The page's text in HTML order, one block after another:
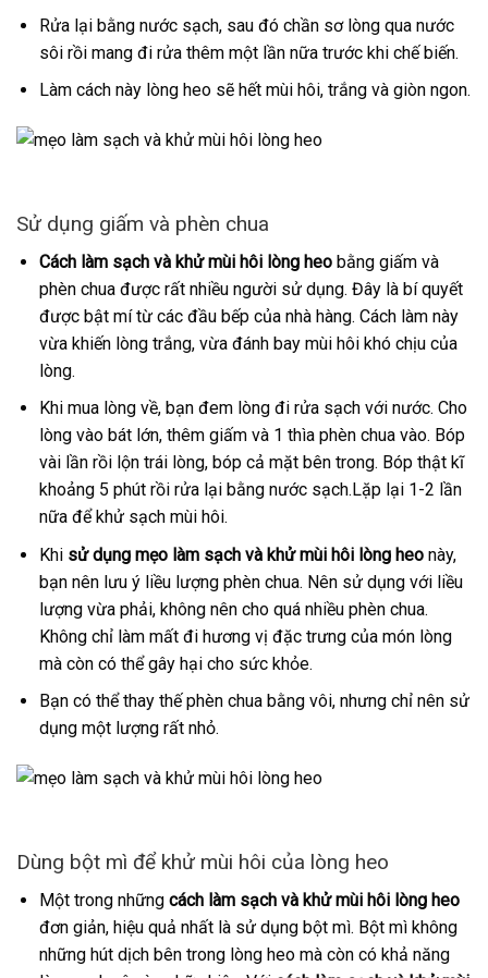
Rửa lại bằng nước sạch, sau đó chần sơ lòng qua nước
sôi rồi mang đi rửa thêm một lần nữa trước khi chế biến.
Làm cách này lòng heo sẽ hết mùi hôi, trắng và giòn ngon.
Sử dụng giấm và phèn chua
Cách làm sạch và khử mùi hôi lòng heobằng giấm và
phèn chua được rất nhiều người sử dụng. Đây là bí quyết
được bật mí từ các đầu bếp của nhà hàng. Cách làm này
vừa khiến lòng trắng, vừa đánh bay mùi hôi khó chịu của
lòng.
Khi mua lòng về, bạn đem lòng đi rửa sạch với nước. Cho
lòng vào bát lớn, thêm giấm và 1 thìa phèn chua vào. Bóp
vài lần rồi lộn trái lòng, bóp cả mặt bên trong. Bóp thật kĩ
khoảng 5 phút rồi rửa lại bằng nước sạch.Lặp lại 1-2 lần
nữa để khử sạch mùi hôi.
Khi sử dụng mẹo làm sạch và khử mùi hôi lòng heonày,
bạn nên lưu ý liều lượng phèn chua. Nên sử dụng với liều
lượng vừa phải, không nên cho quá nhiều phèn chua.
Không chỉ làm mất đi hương vị đặc trưng của món lòng
mà còn có thể gây hại cho sức khỏe.
Bạn có thể thay thế phèn chua bằng vôi, nhưng chỉ nên sử
dụng một lượng rất nhỏ.
Dùng bột mì để khử mùi hôi của lòng heo
Một trong những cách làm sạch và khử mùi hôi lòng heo
đơn giản, hiệu quả nhất là sử dụng bột mì. Bột mì không
những hút dịch bên trong lòng heo mà còn có khả năng